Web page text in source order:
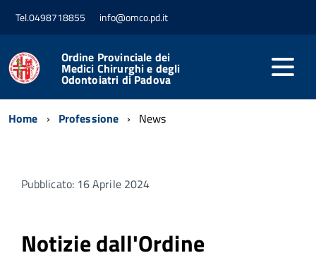
Tel.0498718855 info@omco.pd.it
Ordine Provinciale dei
Medici Chirurghi e degli
Odontoiatri di Padova
Home Professione News
Pubblicato: 16 Aprile 2024
Notizie dall'Ordine